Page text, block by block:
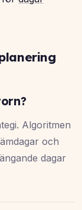
Algoritmen
och
dagar